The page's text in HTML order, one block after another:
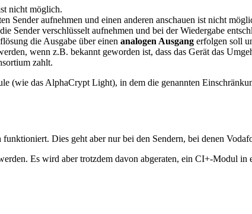
nicht möglich.
Sender aufnehmen und einen anderen anschauen ist nicht
Sender verschlüsselt aufnehmen und bei der Wiedergabe
die Ausgabe über einen analogen Ausgang erfolgen soll
wenn z.B. bekannt geworden ist, dass das Gerät das
zahlt.
(wie das AlphaCrypt Light), in dem die genannten
Dies geht aber nur bei den Sendern, bei denen
Es wird aber trotzdem davon abgeraten, ein CI+-Modul